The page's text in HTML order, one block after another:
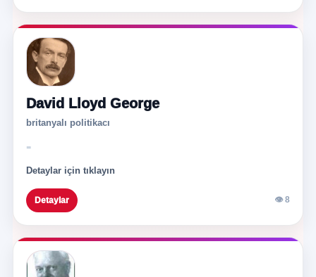
David Lloyd George
britanyalı politikacı
-
Detaylar için tıklayın
Detaylar 👁 8